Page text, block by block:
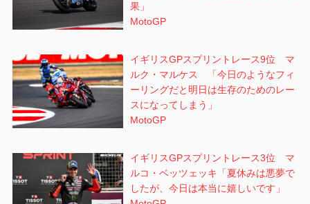
果」
MotoGP
イギリスGPスプリントレース9位 マ
ルク・マルケス 「今日のようなフィ
ーリングだと明日は生存のためのレー
スになってしまう」
MotoGP
イギリスGPスプリントレース3位 マ
ルコ・ベッツェッキ「夏休みは悪夢で
したが、今日は本当に嬉しいです」